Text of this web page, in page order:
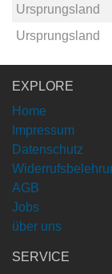
Ursprungsland
Ursprungsland
EXPLORE
Home
Impressum
Datenschutz
AGB
Jobs
über uns
SERVICE